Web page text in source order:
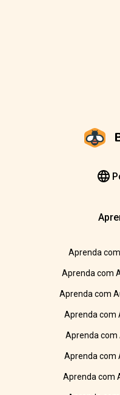
Aprenda
Aprenda com
Aprenda com
Aprenda com
Aprenda com
Aprenda com
Aprenda com